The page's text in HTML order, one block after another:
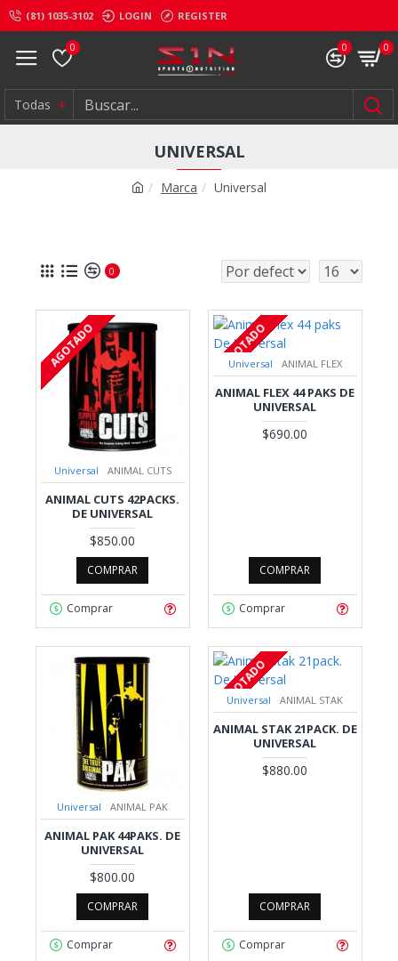
(81) 1035-3102 LOGIN REGISTER
0 0 0
Todas
Marca Universal
UNIVERSAL
0
AGOTADO
Universal ANIMAL CUTS
ANIMAL CUTS 42PACKS.
DE UNIVERSAL
$850.00
COMPRAR
Comprar
AGOTADO
Universal ANIMAL FLEX
ANIMAL FLEX 44 PAKS DE
UNIVERSAL
$690.00
COMPRAR
Comprar
Universal ANIMAL PAK
ANIMAL PAK 44PAKS. DE
UNIVERSAL
$800.00
COMPRAR
Comprar
AGOTADO
Universal ANIMAL STAK
ANIMAL STAK 21PACK. DE
UNIVERSAL
$880.00
COMPRAR
Comprar